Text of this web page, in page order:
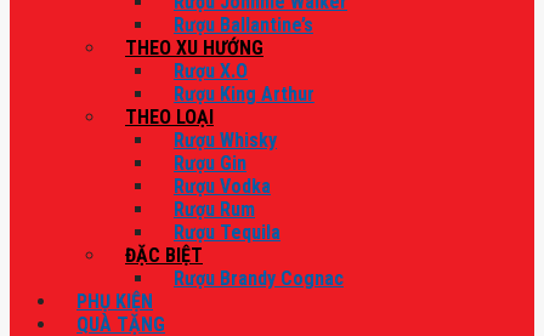
Rượu Ballantine’s
THEO XU HƯỚNG
Rượu X.O
Rượu King Arthur
THEO LOẠI
Rượu Whisky
Rượu Gin
Rượu Vodka
Rượu Rum
Rượu Tequila
ĐẶC BIỆT
Rượu Brandy Cognac
PHỤ KIỆN
QUÀ TẶNG